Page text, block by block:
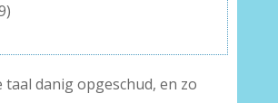
taal danig opgeschud, en zo